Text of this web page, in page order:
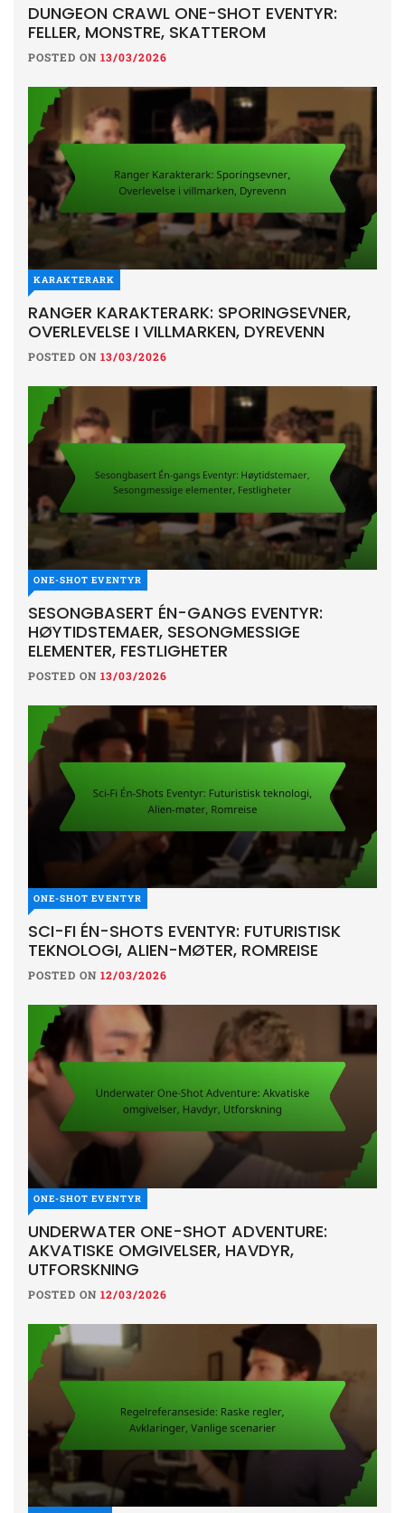
DUNGEON CRAWL ONE-SHOT EVENTYR:
FELLER, MONSTRE, SKATTEROM
POSTED ON 13/03/2026
KARAKTERARK
RANGER KARAKTERARK: SPORINGSEVNER,
OVERLEVELSE I VILLMARKEN, DYREVENN
POSTED ON 13/03/2026
ONE-SHOT EVENTYR
SESONGBASERT ÉN-GANGS EVENTYR:
HØYTIDSTEMAER, SESONGMESSIGE
ELEMENTER, FESTLIGHETER
POSTED ON 13/03/2026
ONE-SHOT EVENTYR
SCI-FI ÉN-SHOTS EVENTYR: FUTURISTISK
TEKNOLOGI, ALIEN-MØTER, ROMREISE
POSTED ON 12/03/2026
ONE-SHOT EVENTYR
UNDERWATER ONE-SHOT ADVENTURE:
AKVATISKE OMGIVELSER, HAVDYR,
UTFORSKNING
POSTED ON 12/03/2026